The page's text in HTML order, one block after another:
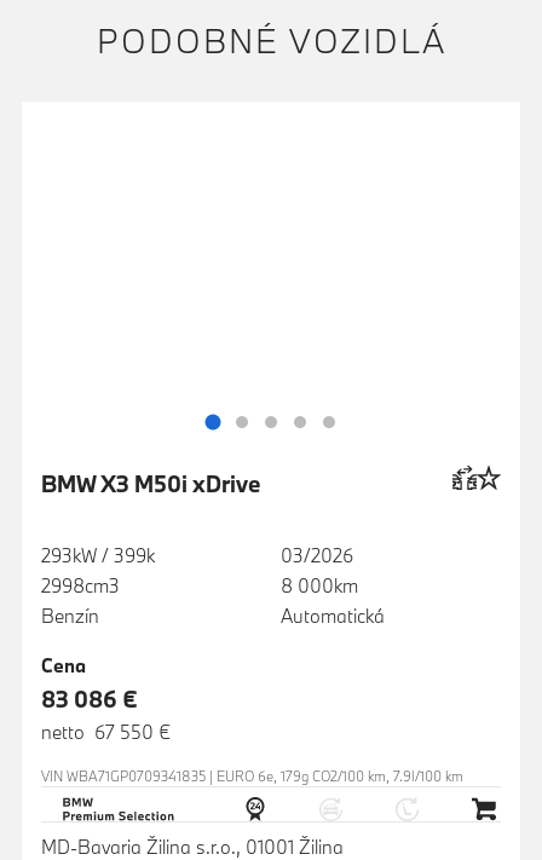
PODOBNÉ VOZIDLÁ
BMW X3 M50i xDrive
293kW / 399k
2998cm3
Benzín
03/2026
8 000km
Automatická
Cena
83 086 €
netto 67 550 €
VIN WBA71GP0709341835 | EURO 6e, 179g CO2/100 km, 7.9l/100 km
MD-Bavaria Žilina s.r.o., 01001 Žilina